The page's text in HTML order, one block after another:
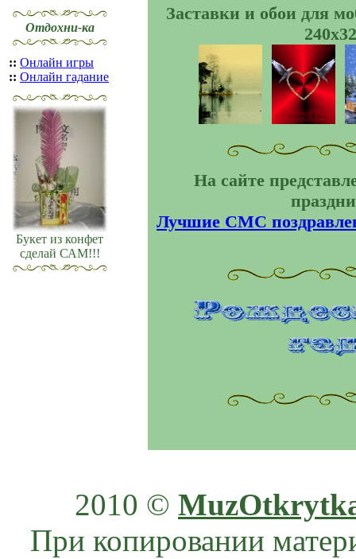
Отдохни-ка
:: Онлайн игры
:: Онлайн гадание
Букет из конфет
сделай САМ!!!
Заставки и обои для
На сайте
Лучшие СМС
2010 ©
При копировании